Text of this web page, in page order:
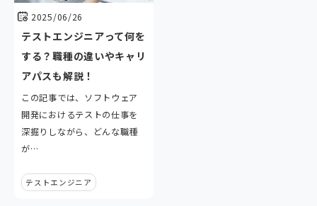
2025/06/26
テストエンジニアって何を
する？職種の違いやキャリ
アパスも解説！
この記事では、ソフトウェア
開発におけるテストの仕事を
深掘りしながら、どんな職種
が…
テストエンジニア